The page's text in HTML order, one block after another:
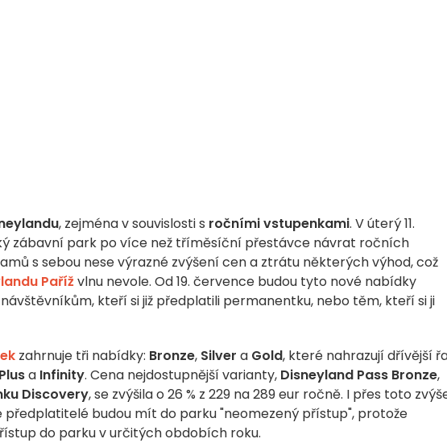
, zejména v souvislosti s ročními vstupenkami. V úterý 11.
zábavní park po více než tříměsíční přestávce návrat ročních
s sebou nese výrazné zvýšení cen a ztrátu některých výhod, což
Paříž vlnu nevole. Od 19. července budou tyto nové nabídky
kteří si již předplatili permanentku, nebo těm, kteří si ji
zahrnuje tři nabídky: Bronze, Silver a Gold, které nahrazují dřívější
a Infinity. Cena nejdostupnější varianty, Disneyland Pass Bronze,
Discovery, se zvýšila o 26 % z 229 na 289 eur ročně. I přes toto
předplatitelé budou mít do parku "neomezený přístup", protože
do parku v určitých obdobích roku.